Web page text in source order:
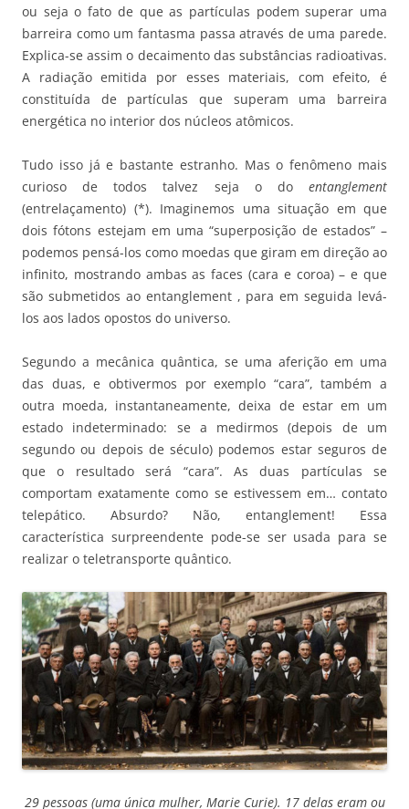
ou seja o fato de que as partículas podem superar uma
barreira como um fantasma passa através de uma parede.
Explica-se assim o decaimento das substâncias radioativas.
A radiação emitida por esses materiais, com efeito, é
constituída de partículas que superam uma barreira
energética no interior dos núcleos atômicos.
Tudo isso já e bastante estranho. Mas o fenômeno mais
curioso de todos talvez seja o do entanglement
(entrelaçamento) (*). Imaginemos uma situação em que
dois fótons estejam em uma “superposição de estados” –
podemos pensá-los como moedas que giram em direção ao
infinito, mostrando ambas as faces (cara e coroa) – e que
são submetidos ao entanglement , para em seguida levá-
los aos lados opostos do universo.
Segundo a mecânica quântica, se uma aferição em uma
das duas, e obtivermos por exemplo “cara”, também a
outra moeda, instantaneamente, deixa de estar em um
estado indeterminado: se a medirmos (depois de um
segundo ou depois de século) podemos estar seguros de
que o resultado será “cara”. As duas partículas se
comportam exatamente como se estivessem em… contato
telepático. Absurdo? Não, entanglement! Essa
característica surpreendente pode-se ser usada para se
realizar o teletransporte quântico.
29 pessoas (uma única mulher, Marie Curie). 17 delas eram ou